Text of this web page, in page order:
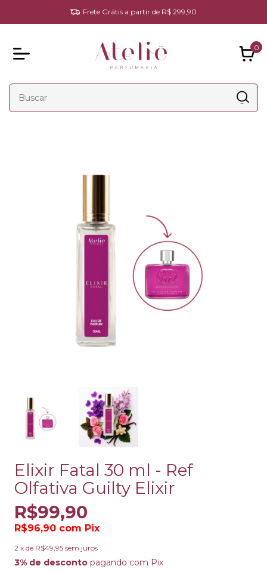
Frete Grátis a partir de R$ 299,90
0
Elixir Fatal 30 ml - Ref
Olfativa Guilty Elixir
R$99,90
R$96,90 com Pix
2 x de R$49,95 sem juros
3% de desconto pagando com Pix